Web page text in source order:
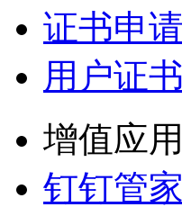
证书申
用户证
增值应用
钉钉管